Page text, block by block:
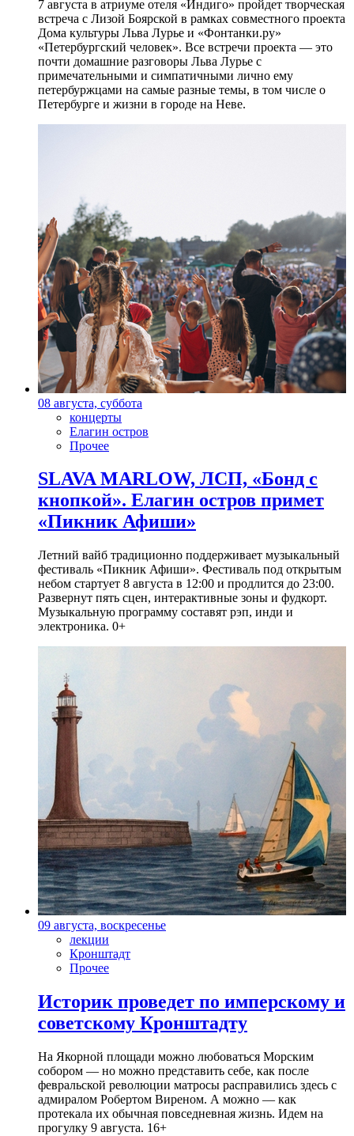
7 августа в атриуме отеля «Индиго» пройдет творческая
встреча с Лизой Боярской в рамках совместного проекта
Дома культуры Льва Лурье и «Фонтанки.ру»
«Петербургский человек». Все встречи проекта — это
почти домашние разговоры Льва Лурье с
примечательными и симпатичными лично ему
петербуржцами на самые разные темы, в том числе о
Петербурге и жизни в городе на Неве.
08 августа, суббота
концерты
Елагин остров
Прочее
SLAVA MARLOW, ЛСП, «Бонд с
кнопкой». Елагин остров примет
«Пикник Афиши»
Летний вайб традиционно поддерживает музыкальный
фестиваль «Пикник Афиши». Фестиваль под открытым
небом стартует 8 августа в 12:00 и продлится до 23:00.
Развернут пять сцен, интерактивные зоны и фудкорт.
Музыкальную программу составят рэп, инди и
электроника. 0+
09 августа, воскресенье
лекции
Кронштадт
Прочее
Историк проведет по имперскому и
советскому Кронштадту
На Якорной площади можно любоваться Морским
собором — но можно представить себе, как после
февральской революции матросы расправились здесь с
адмиралом Робертом Виреном. А можно — как
протекала их обычная повседневная жизнь. Идем на
прогулку 9 августа. 16+